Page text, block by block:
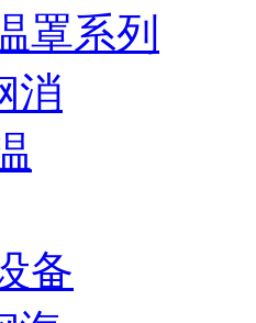
罩系列
消
备